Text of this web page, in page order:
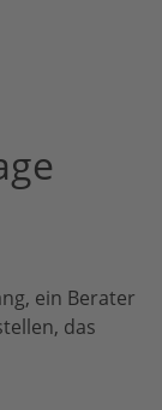
ein Berater
das